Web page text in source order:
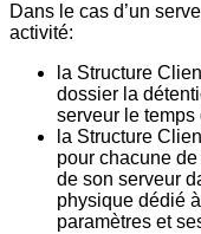
Dans le cas d’un
activité:
la Structure
dossier la
serveur le temps
la Structure
pour chacune
de son serveur
physique dédié
paramètres et